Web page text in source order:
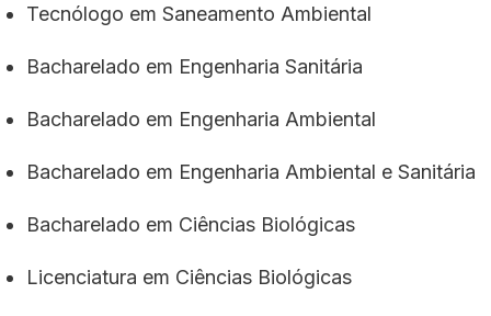
Tecnólogo em Saneamento Ambiental
Bacharelado em Engenharia Sanitária
Bacharelado em Engenharia Ambiental
Bacharelado em Engenharia Ambiental e Sanitária
Bacharelado em Ciências Biológicas
Licenciatura em Ciências Biológicas